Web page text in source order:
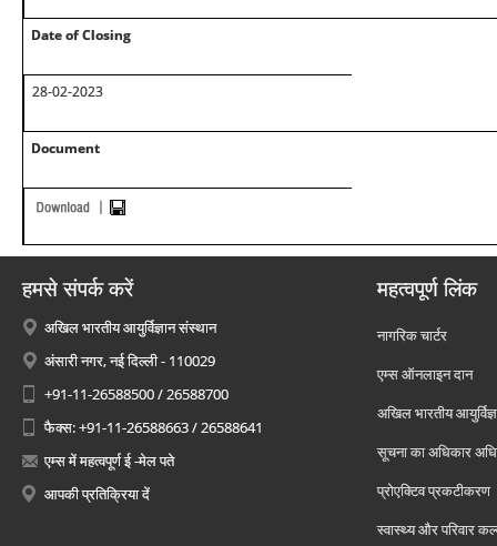
Date of Closing
28-02-2023
Document
हमसे संपर्क करें
अखिल भारतीय आयुर्विज्ञान संस्थान
अंसारी नगर, नई दिल्ली - 110029
+91-11-26588500 / 26588700
फैक्स: +91-11-26588663 / 26588641
एम्स में महत्वपूर्ण ई -मेल पते
आपकी प्रतिक्रिया दें
महत्वपूर्ण लिंक
नागरिक चार्टर
एम्स ऑनलाइन दान
अखिल भारतीय
सूचना का अधिकार
प्रोएक्टिव प्रकटीकरण
स्वास्थ्य और परिवार